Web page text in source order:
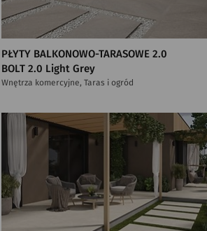
PŁYTY BALKONOWO-TARASOWE 2.0
BOLT 2.0 Light Grey
Wnętrza komercyjne, Taras i ogród